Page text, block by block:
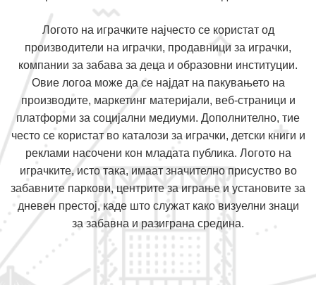
Логото на играчките најчесто се користат од
производители на играчки, продавници за играчки,
компании за забава за деца и образовни институции.
Овие логоа може да се најдат на пакувањето на
производите, маркетинг материјали, веб-страници и
платформи за социјални медиуми. Дополнително, тие
често се користат во каталози за играчки, детски книги и
реклами насочени кон младата публика. Логото на
играчките, исто така, имаат значително присуство во
забавните паркови, центрите за играње и установите за
дневен престој, каде што служат како визуелни знаци
за забавна и разиграна средина.